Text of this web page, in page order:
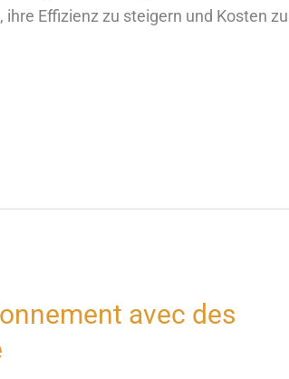
Effizienz zu steigern und Kosten zu
avec des